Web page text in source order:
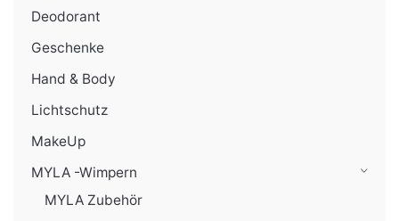
Deodorant
Geschenke
Hand & Body
Lichtschutz
MakeUp
MYLA -Wimpern
MYLA Zubehör